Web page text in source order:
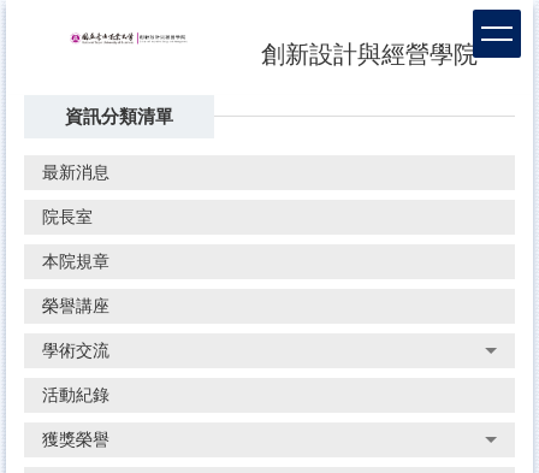
創新設計與經營學院
資訊分類清單
最新消息
院長室
本院規章
榮譽講座
學術交流
活動紀錄
獲獎榮譽